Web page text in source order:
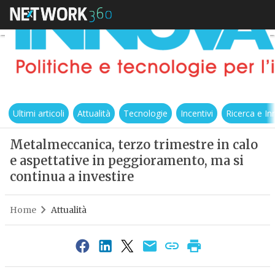
Ultimi articoli Attualità Tecnologie Incentivi Ricerca e
Metalmeccanica, terzo trimestre in calo
e aspettative in peggioramento, ma si
continua a investire
Home Attualità